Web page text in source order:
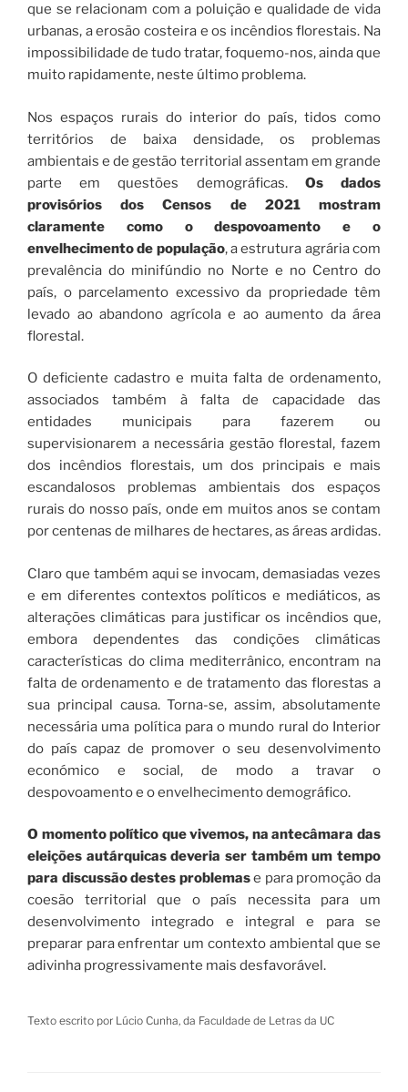
que se relacionam com a poluição e qualidade de vida
urbanas, a erosão costeira e os incêndios florestais. Na
impossibilidade de tudo tratar, foquemo-nos, ainda que
muito rapidamente, neste último problema.
Nos espaços rurais do interior do país, tidos como
territórios de baixa densidade, os problemas
ambientais e de gestão territorial assentam em grande
parte em questões demográficas. Os dados
provisórios dos Censos de 2021 mostram
claramente como o despovoamento e o
envelhecimento de população, a estrutura agrária com
prevalência do minifúndio no Norte e no Centro do
país, o parcelamento excessivo da propriedade têm
levado ao abandono agrícola e ao aumento da área
florestal.
O deficiente cadastro e muita falta de ordenamento,
associados também à falta de capacidade das
entidades municipais para fazerem ou
supervisionarem a necessária gestão florestal, fazem
dos incêndios florestais, um dos principais e mais
escandalosos problemas ambientais dos espaços
rurais do nosso país, onde em muitos anos se contam
por centenas de milhares de hectares, as áreas ardidas.
Claro que também aqui se invocam, demasiadas vezes
e em diferentes contextos políticos e mediáticos, as
alterações climáticas para justificar os incêndios que,
embora dependentes das condições climáticas
características do clima mediterrânico, encontram na
falta de ordenamento e de tratamento das florestas a
sua principal causa. Torna-se, assim, absolutamente
necessária uma política para o mundo rural do Interior
do país capaz de promover o seu desenvolvimento
económico e social, de modo a travar o
despovoamento e o envelhecimento demográfico.
O momento político que vivemos, na antecâmara das
eleições autárquicas deveria ser também um tempo
para discussão destes problemase para promoção da
coesão territorial que o país necessita para um
desenvolvimento integrado e integral e para se
preparar para enfrentar um contexto ambiental que se
adivinha progressivamente mais desfavorável.
Texto escrito por Lúcio Cunha, da Faculdade de Letras da UC